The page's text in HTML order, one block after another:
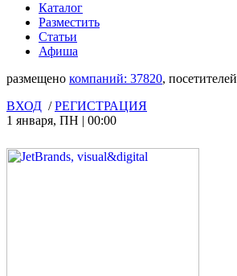
Каталог
Разместить
Статьи
Афиша
размещено компаний: 37820, посетителей
ВХОД /РЕГИСТРАЦИЯ
1 января, ПН | 00:00